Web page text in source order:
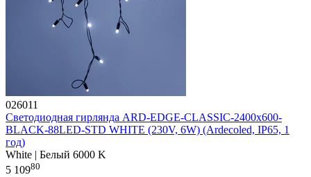
026011
Светодиодная гирлянда ARD-EDGE-CLASSIC-2400x600-
BLACK-88LED-STD WHITE (230V, 6W) (Ardecoled, IP65, 1
год)
White | Белый 6000 K
5 10980